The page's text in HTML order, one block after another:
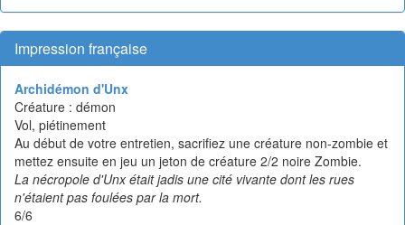
Impression française
Archidémon d'Unx
Créature : démon
Vol, piétinement
Au début de votre entretien, sacrifiez une créature non-zombie et
mettez ensuite en jeu un jeton de créature 2/2 noire Zombie.
La nécropole d'Unx était jadis une cité vivante dont les rues
n'étaient pas foulées par la mort.
6/6